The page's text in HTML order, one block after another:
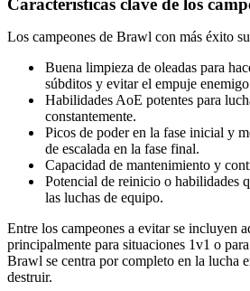
Los campeones de Brawl con más éxito
Buena limpieza de oleadas para
súbditos y evitar el empuje
Habilidades AoE potentes para
constantemente.
Picos de poder en la fase inicial y
de escalada en la fase final.
Capacidad de mantenimiento y
Potencial de reinicio o habilidades
las luchas de equipo.
Entre los campeones a evitar se incluyen
principalmente para situaciones 1v1 o
Brawl se centra por completo en la lucha
destruir.